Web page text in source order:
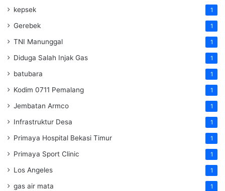
kepsek 1
Gerebek 1
TNI Manunggal 1
Diduga Salah Injak Gas 1
batubara 1
Kodim 0711 Pemalang 1
Jembatan Armco 1
Infrastruktur Desa 1
Primaya Hospital Bekasi Timur 1
Primaya Sport Clinic 1
Los Angeles 1
gas air mata 1